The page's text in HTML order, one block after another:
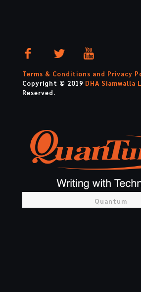
Terms & Conditions and Privacy
Copyright © 2019 DHA Siamwalla
Reserved.
Quantum